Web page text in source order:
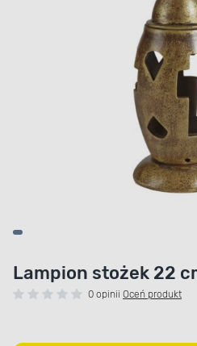
Lampion stożek 22
0 opinii Oceń produkt